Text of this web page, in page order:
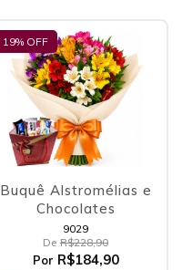
19% OFF
Buquê Alstromélias e
Chocolates
9029
De R$228,90
Por R$184,90